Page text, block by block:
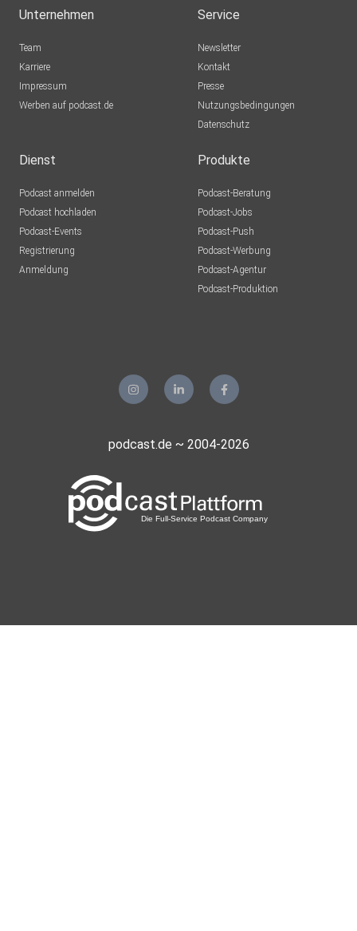
Unternehmen
Team
Karriere
Impressum
Werben auf podcast.de
Service
Newsletter
Kontakt
Presse
Nutzungsbedingungen
Datenschutz
Dienst
Podcast anmelden
Podcast hochladen
Podcast-Events
Registrierung
Anmeldung
Produkte
Podcast-Beratung
Podcast-Jobs
Podcast-Push
Podcast-Werbung
Podcast-Agentur
Podcast-Produktion
podcast.de ~ 2004-2026